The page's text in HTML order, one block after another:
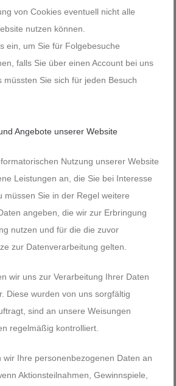
von Cookies eventuell nicht alle
nutzen können.
ein, um Sie für Folgebesuche
falls Sie über einen Account bei uns
müssten Sie sich für jeden Besuch
Angebote unserer Website
Nutzung unserer Website
Leistungen an, die Sie bei Interesse
müssen Sie in der Regel weitere
angeben, die wir zur Erbringung
nutzen und für die die zuvor
zur Datenverarbeitung gelten.
wir uns zur Verarbeitung Ihrer Daten
Diese wurden von uns sorgfältig
sind an unsere Weisungen
regelmäßig kontrolliert.
wir Ihre personenbezogenen Daten an
Aktionsteilnahmen, Gewinnspiele,